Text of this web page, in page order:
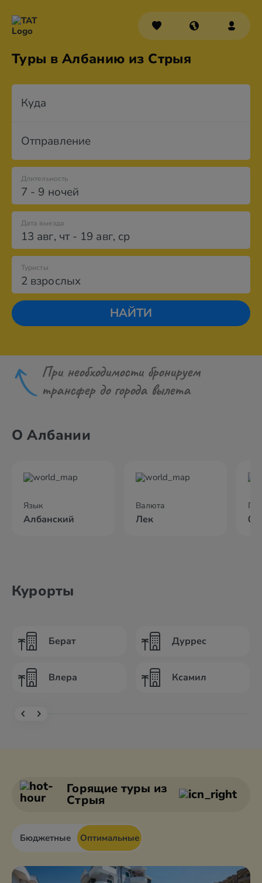
Туры в Албанию из Стрыя
Куда
Отправление
7 - 9 ночей
Длительность
Дата выезда
13 авг, чт- 19 авг, ср
2 взрослых
Туристы
НАЙТИ
При необходимости бронируем
трансфер до города вылета
О Албании
Язык
Албанский
Валюта
Лек
Курорты
Берат
Влера
Дуррес
Ксамил
Горящие туры из
Стрыя
Бюджетные Оптимальные